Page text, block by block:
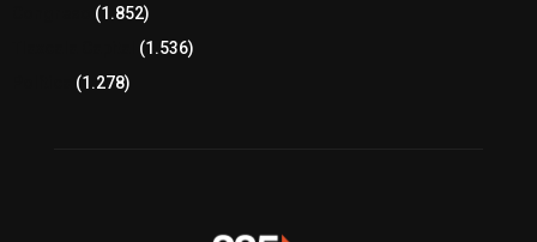
(1.852)
(1.536)
(1.278)